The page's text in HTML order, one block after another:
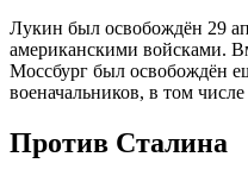
Лукин был освобождён 29
американскими войсками.
Моссбург был освобождён
военачальников, в том
Против Сталина